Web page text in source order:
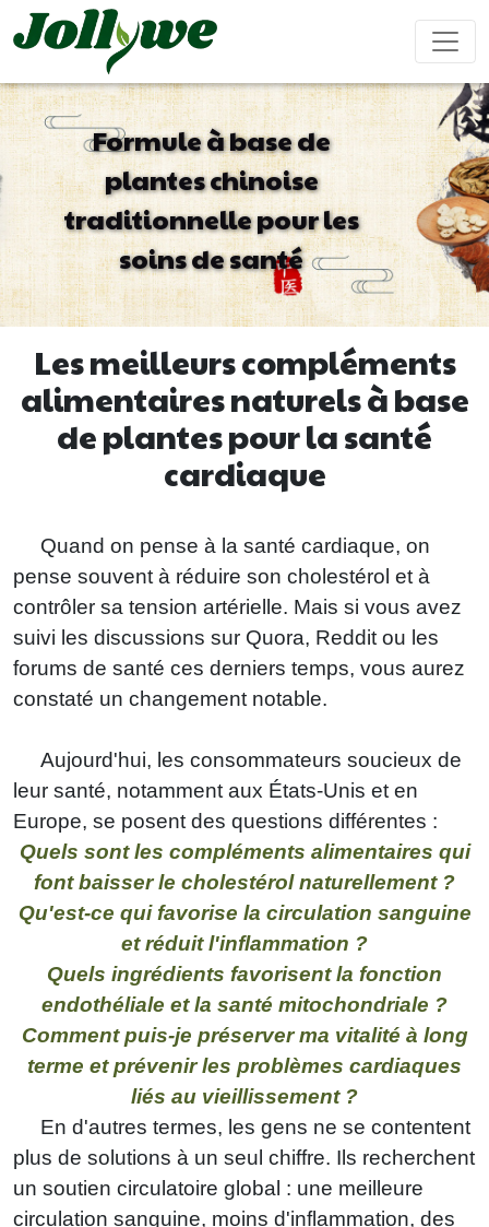
Soulagement
constipation
Supplément
perte de
poids
Complément
beauté
Renforcer
le
système
immunitaire
Ameliorer
ses
sexuel
Maladie
cardiovasculaire
Aide pour
dormir
Compléments
alimentaires
pour
enfants
Gâteau
ejiao
Comprimés/Pilules Gélules Boisson solide
gélifiés
Formule à base de
plantes chinoise
traditionnelle pour les
soins de santé
Les meilleurs compléments
alimentaires naturels à base
de plantes pour la santé
cardiaque
Quand on pense à la santé cardiaque, on
pense souvent à réduire son cholestérol et à
contrôler sa tension artérielle. Mais si vous avez
suivi les discussions sur Quora, Reddit ou les
forums de santé ces derniers temps, vous aurez
constaté un changement notable.
Aujourd'hui, les consommateurs soucieux de
leur santé, notamment aux États-Unis et en
Europe, se posent des questions différentes :
Quels sont les compléments alimentaires qui
font baisser le cholestérol naturellement ?
Qu'est-ce qui favorise la circulation sanguine
et réduit l'inflammation ?
Quels ingrédients favorisent la fonction
endothéliale et la santé mitochondriale ?
Comment puis-je préserver ma vitalité à long
terme et prévenir les problèmes cardiaques
liés au vieillissement ?
En d'autres termes, les gens ne se contentent
plus de solutions à un seul chiffre. Ils recherchent
un soutien circulatoire global : une meilleure
circulation sanguine, moins d'inflammation, des